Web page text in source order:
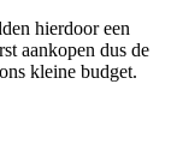
hierdoor een
aankopen dus de
kleine budget.